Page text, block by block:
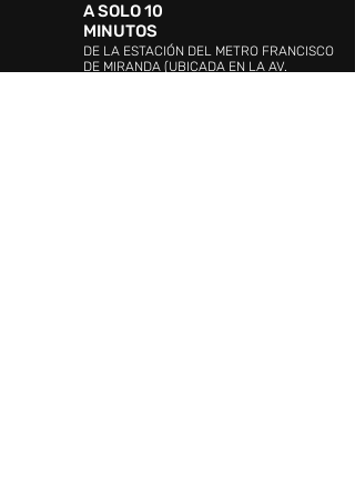
A SOLO 10
MINUTOS
DE LA ESTACIÓN DEL METRO FRANCISCO
DE MIRANDA (UBICADA EN LA AV.